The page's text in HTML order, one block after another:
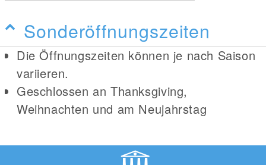
Sonderöffnungszeiten
Die Öffnungszeiten können je nach Saison
variieren.
Geschlossen an Thanksgiving,
Weihnachten und am Neujahrstag